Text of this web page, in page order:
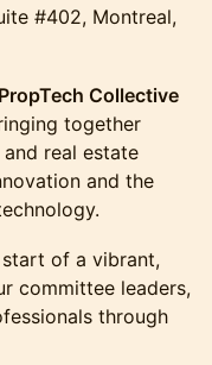
#402, Montreal,
PropTech Collective
together
real estate
and the
of a vibrant,
committee leaders,
through